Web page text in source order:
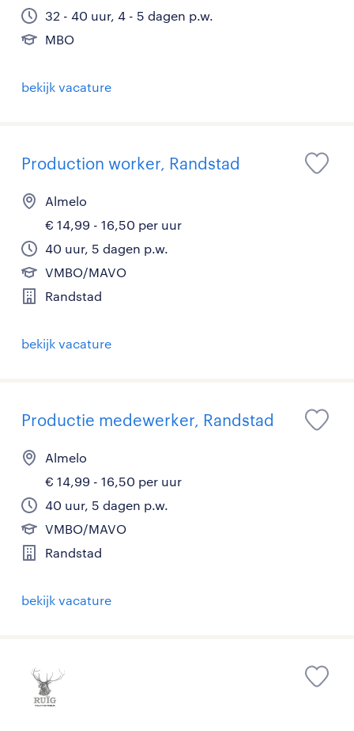
32 - 40 uur, 4 - 5 dagen p.w.
MBO
bekijk vacature
Production worker, Randstad
Almelo
€ 14,99 - 16,50 per uur
40 uur, 5 dagen p.w.
VMBO/MAVO
Randstad
bekijk vacature
Productie medewerker, Randstad
Almelo
€ 14,99 - 16,50 per uur
40 uur, 5 dagen p.w.
VMBO/MAVO
Randstad
bekijk vacature